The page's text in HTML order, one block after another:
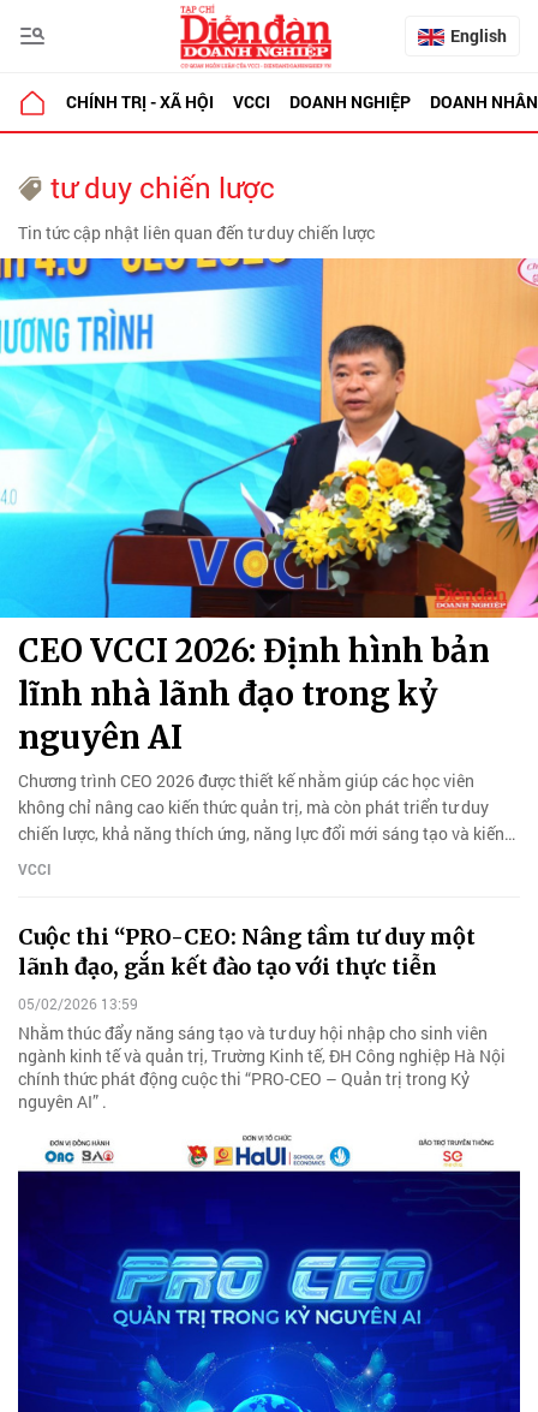
English
CHÍNH TRỊ - XÃ HỘI VCCI DOANH NGHIỆP DOANH NHÂN
tư duy chiến lược
Tin tức cập nhật liên quan đến tư duy chiến lược
CEO VCCI 2026: Định hình bản
lĩnh nhà lãnh đạo trong kỷ
nguyên AI
Chương trình CEO 2026 được thiết kế nhằm giúp các học viên
không chỉ nâng cao kiến thức quản trị, mà còn phát triển tư duy
chiến lược, khả năng thích ứng, năng lực đổi mới sáng tạo và kiến
tạo giá trị trong thời đại mới.
VCCI
Cuộc thi “PRO-CEO: Nâng tầm tư duy một
lãnh đạo, gắn kết đào tạo với thực tiễn
05/02/2026 13:59
Nhằm thúc đẩy năng sáng tạo và tư duy hội nhập cho sinh viên
ngành kinh tế và quản trị, Trường Kinh tế, ĐH Công nghiệp Hà Nội
chính thức phát động cuộc thi “PRO-CEO – Quản trị trong Kỷ
nguyên AI” .